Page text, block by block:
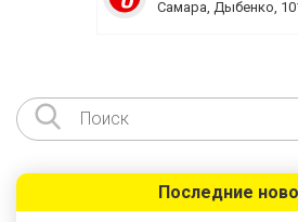
Самара, Дыбенко,
Последние